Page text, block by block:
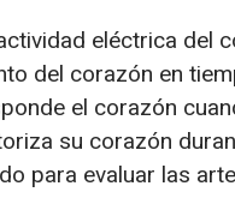
eléctrica del
del corazón en
el corazón
su corazón
para evaluar las